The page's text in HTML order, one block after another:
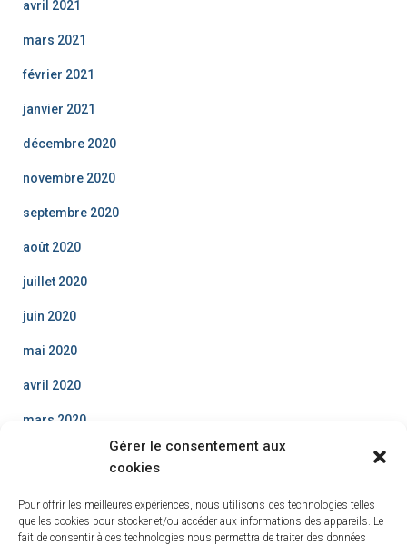
Gérer le consentement aux
cookies
Pour offrir les meilleures expériences, nous utilisons des technologies telles
que les cookies pour stocker et/ou accéder aux informations des appareils. Le
fait de consentir à ces technologies nous permettra de traiter des données
avril 2021
mars 2021
février 2021
janvier 2021
décembre 2020
novembre 2020
septembre 2020
août 2020
juillet 2020
juin 2020
mai 2020
avril 2020
mars 2020
décembre 2019